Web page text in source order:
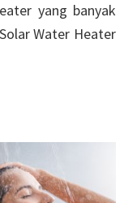
yang banyak
Water Heater